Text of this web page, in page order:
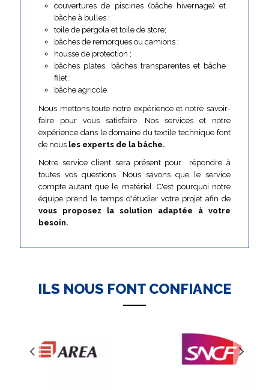
couvertures de piscines (bâche hivernage) et
bâche à bulles ;
toile de pergola et toile de store;
bâches de remorques ou camions ;
housse de protection ;
bâches plates, bâches transparentes et bâche
filet ;
bâche agricole
Nous mettons toute notre expérience et notre savoir-
faire pour vous satisfaire. Nos services et notre
expérience dans le domaine du textile technique font
de nous les experts de la bâche.
Notre service client sera présent pour répondre à
toutes vos questions. Nous savons que le service
compte autant que le matériel. C'est pourquoi notre
équipe prend le temps d'étudier votre projet afin de
vous proposez la solution adaptée à votre
besoin.
ILS NOUS FONT CONFIANCE